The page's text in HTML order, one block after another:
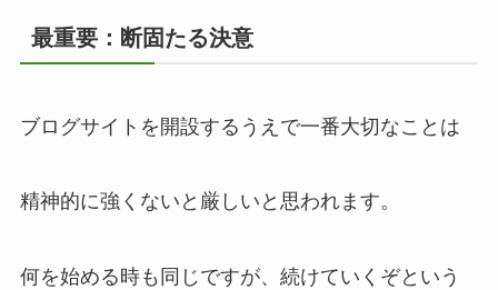
最重要：断固たる決意
ブログサイトを開設するうえで一番大切なことは
精神的に強くないと厳しいと思われます。
何を始める時も同じですが、続けていくぞという